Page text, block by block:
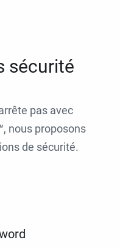
sécurité
pas avec
nous proposons
de sécurité.